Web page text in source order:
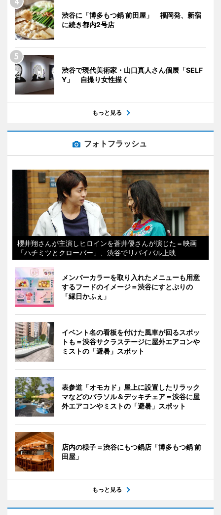
渋谷に「博多もつ鍋 前田屋」 福岡発、新宿
に続き都内2号店
渋谷で現代美術家・山口真人さん個展「SELF
Y」 自撮り女性描く
もっと見る
フォトフラッシュ
櫻井翔さんが主演しヒロインを蒼井優さんが演じた＝映画
「ハチミツとクローバー」、渋谷でリバイバル上映
メンバーカラーを取り入れたメニューも用意
するフードのイメージ＝渋谷にすとぷりの
「縁日かふぇ」
イベント名の看板を付けた風車が回るスポッ
トも＝渋谷サクラステージに屋外エアコンや
ミストの「避暑」スポット
表参道「オモカド」屋上に設置したリラック
マなどのパラソル＆デッキチェア＝渋谷に屋
外エアコンやミストの「避暑」スポット
店内の様子＝渋谷にもつ鍋店「博多もつ鍋 前
田屋」
もっと見る